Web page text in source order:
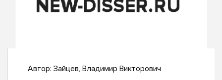
Автор: Зайцев, Владимир Викторович